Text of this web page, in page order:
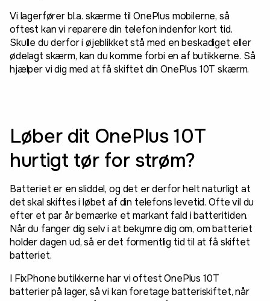
Vi lagerfører bl.a. skærme til OnePlus mobilerne, så
oftest kan vi reparere din telefon indenfor kort tid.
Skulle du derfor i øjeblikket stå med en beskadiget eller
ødelagt skærm, kan du komme forbi en af butikkerne. Så
hjælper vi dig med at få skiftet din OnePlus 10T skærm.
Løber dit OnePlus 10T
hurtigt tør for strøm?
Batteriet er en sliddel, og det er derfor helt naturligt at
det skal skiftes i løbet af din telefons levetid. Ofte vil du
efter et par år bemærke et markant fald i batteritiden.
Når du fanger dig selv i at bekymre dig om, om batteriet
holder dagen ud, så er det formentlig tid til at få skiftet
batteriet.
I FixPhone butikkerne har vi oftest OnePlus 10T
batterier på lager, så vi kan foretage batteriskiftet, når